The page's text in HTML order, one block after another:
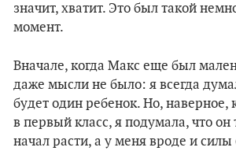
значит, хватит. Это был такой
момент.
Вначале, когда Макс еще был
даже мысли не было: я всегда
будет один ребенок. Но, наверное,
в первый класс, я подумала, что он
начал расти, а у меня вроде и силы